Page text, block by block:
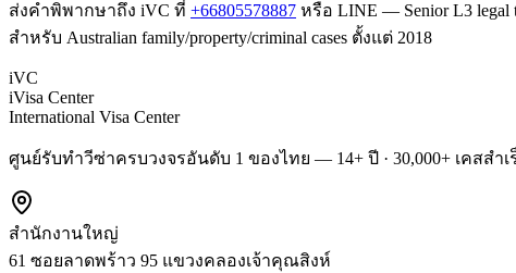
ส่งคำพิพากษาถึง iVC ที่ +66805578887 หรือ LINE — Senior L3 legal
สำหรับ Australian family/property/criminal cases ตั้งแต่ 2018
iVC
iVisa Center
International Visa Center
ศูนย์รับทำวีซ่าครบวงจรอันดับ 1 ของไทย — 14+ ปี · 30,000+ เคสสำเ
สำนักงานใหญ่
61 ซอยลาดพร้าว 95 แขวงคลองเจ้าคุณสิงห์